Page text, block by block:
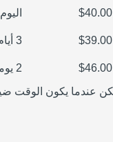
$40.00
$39.00 3 أيام
$46.00 2 يومان